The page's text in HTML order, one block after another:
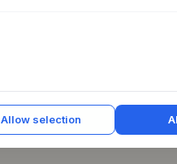
momenti
Design
Allow selection